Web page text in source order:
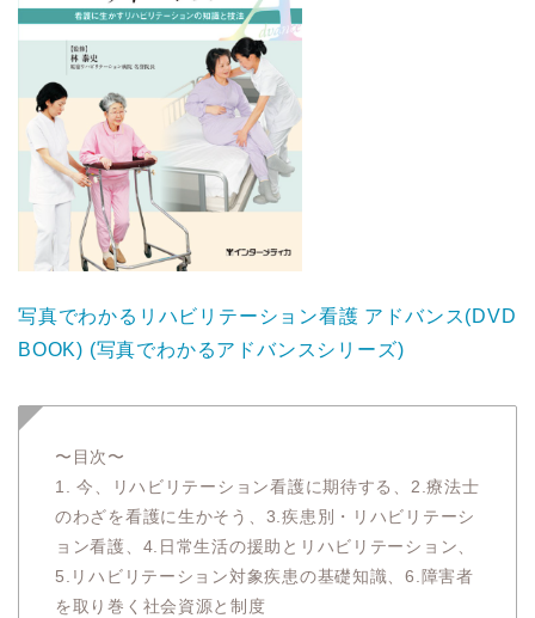
写真でわかるリハビリテーション看護 アドバンス(DVD
BOOK) (写真でわかるアドバンスシリーズ)
〜目次〜
1. 今、リハビリテーション看護に期待する、2.療法士
のわざを看護に生かそう、3.疾患別・リハビリテーシ
ョン看護、4.日常生活の援助とリハビリテーション、
5.リハビリテーション対象疾患の基礎知識、6.障害者
を取り巻く社会資源と制度